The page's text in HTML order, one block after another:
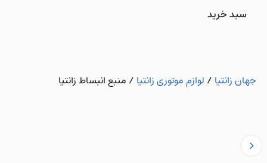
سبد خرید
جهان زانتیا / لوازم موتوری زانتیا / منبع انبساط زانتیا